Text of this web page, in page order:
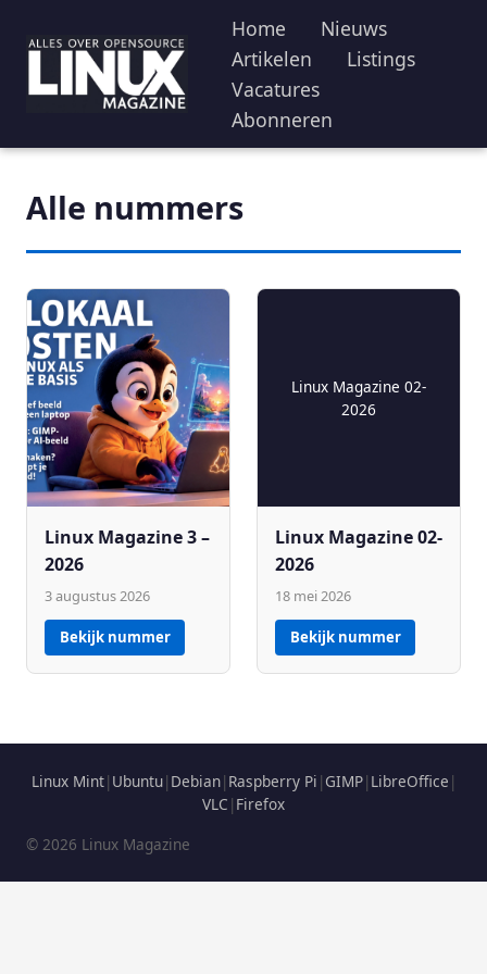
Home
Nieuws
Artikelen
Listings
Vacatures
Abonneren
Alle nummers
Linux Magazine 3 –
2026
3 augustus 2026
Bekijk nummer
Linux Magazine 02-
2026
Linux Magazine 02-
2026
18 mei 2026
Bekijk nummer
Linux Mint| Ubuntu| Debian| Raspberry Pi | GIMP| LibreOffice |
VLC | Firefox
© 2026 Linux Magazine